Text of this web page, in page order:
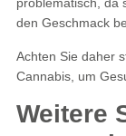
den Geschmack
Achten Sie daher
Cannabis, um
Weitere